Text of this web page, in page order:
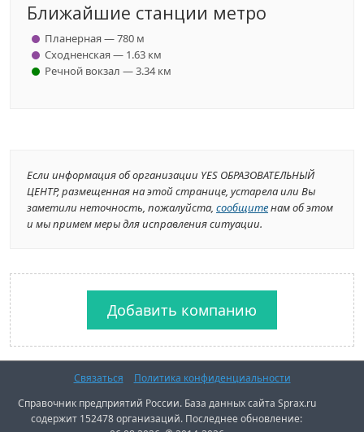
Ближайшие станции метро
Планерная — 780 м
Сходненская — 1.63 км
Речной вокзал — 3.34 км
Если информация об организации YES ОБРАЗОВАТЕЛЬНЫЙ
ЦЕНТР, размещенная на этой странице, устарела или Вы
заметили неточность, пожалуйста, сообщитенам об этом
и мы примем меры для исправления ситуации.
Добавить компанию
Связаться
Политика конфиденциальности
Справочник предприятий России. База данных сайта Sprax.ru
содержит 152478 организаций. Последнее обновление: